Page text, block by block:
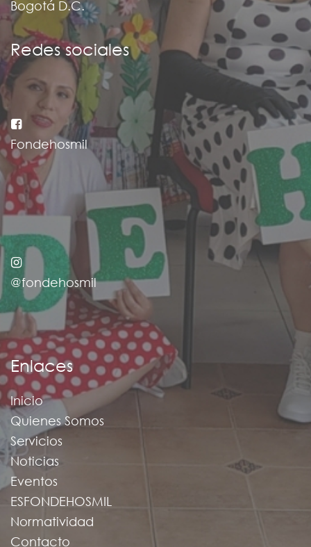
Bogotá D.C.
Redes sociales
Fondehosmil
@fondehosmil
Enlaces
Inicio
Quienes Somos
Servicios
Noticias
Eventos
ESFONDEHOSMIL
Normatividad
Contacto